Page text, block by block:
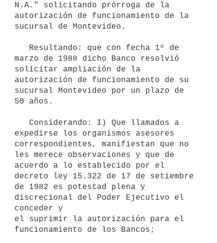
N.A." solicitando prórroga de la
autorización de funcionamiento de la
sucursal de Montevideo.
marzo de 1988 dicho Banco resolvió
solicitar ampliación de la
autorización de funcionamiento de su
sucursal Montevideo por un plazo de
50 años.
expedirse los organismos asesores
correspondientes, manifiestan que no
les merece observaciones y que de
acuerdo a lo establecido por el
decreto ley 15.322 de 17 de setiembre
de 1982 es potestad plena y
discrecional del Poder Ejecutivo el
conceder y
el suprimir la autorización para el
funcionamiento de los Bancos;